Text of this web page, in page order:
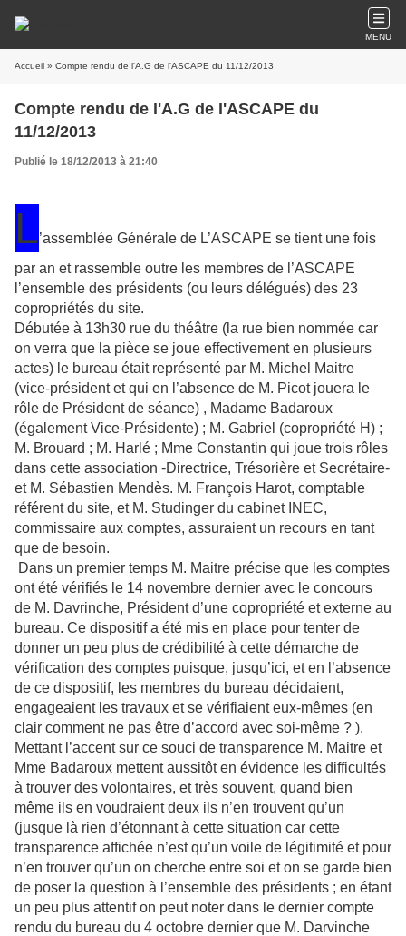
MENU
Accueil » Compte rendu de l'A.G de l'ASCAPE du 11/12/2013
Compte rendu de l'A.G de l'ASCAPE du
11/12/2013
Publié le 18/12/2013 à 21:40
L’assemblée Générale de L’ASCAPE se tient une fois
par an et rassemble outre les membres de l’ASCAPE
l’ensemble des présidents (ou leurs délégués) des 23
copropriétés du site.
Débutée à 13h30 rue du théâtre (la rue bien nommée car
on verra que la pièce se joue effectivement en plusieurs
actes) le bureau était représenté par M. Michel Maitre
(vice-président et qui en l’absence de M. Picot jouera le
rôle de Président de séance) , Madame Badaroux
(également Vice-Présidente) ; M. Gabriel (copropriété H) ;
M. Brouard ; M. Harlé ; Mme Constantin qui joue trois rôles
dans cette association -Directrice, Trésorière et Secrétaire-
et M. Sébastien Mendès. M. François Harot, comptable
référent du site, et M. Studinger du cabinet INEC,
commissaire aux comptes, assuraient un recours en tant
que de besoin.
Dans un premier temps M. Maitre précise que les comptes
ont été vérifiés le 14 novembre dernier avec le concours
de M. Davrinche, Président d’une copropriété et externe au
bureau. Ce dispositif a été mis en place pour tenter de
donner un peu plus de crédibilité à cette démarche de
vérification des comptes puisque, jusqu’ici, et en l’absence
de ce dispositif, les membres du bureau décidaient,
engageaient les travaux et se vérifiaient eux-mêmes (en
clair comment ne pas être d’accord avec soi-même ? ).
Mettant l’accent sur ce souci de transparence M. Maitre et
Mme Badaroux mettent aussitôt en évidence les difficultés
à trouver des volontaires, et très souvent, quand bien
même ils en voudraient deux ils n’en trouvent qu’un
(jusque là rien d’étonnant à cette situation car cette
transparence affichée n’est qu’un voile de légitimité et pour
n’en trouver qu’un on cherche entre soi et on se garde bien
de poser la question à l’ensemble des présidents ; en étant
un peu plus attentif on peut noter dans le dernier compte
rendu du bureau du 4 octobre dernier que M. Darvinche